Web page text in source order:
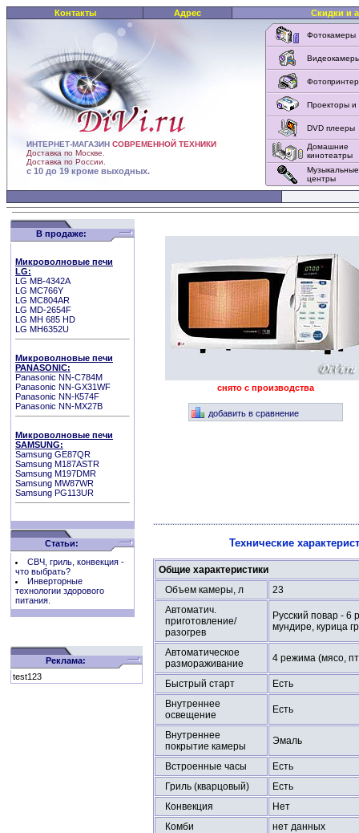
Контакты Адрес Скидки и
ИНТЕРНЕТ-МАГАЗИН СОВРЕМЕННОЙ ТЕХНИКИ
Доставка по Москве.
Доставка по России.
с 10 до 19 кроме выходных.
Фотокамеры
Проекторы и
DVD плееры
Домашние
кинотеатры
Музыкальные
центры
В продаже:
Микроволновые печи
LG:
LG MB-4342A
LG МС766Y
LG MC804AR
LG MD-2654F
LG MH 685 HD
LG MH6352U
Микроволновые печи
PANASONIC:
Panasonic NN-C784M
Panasonic NN-GX31WF
Panasonic NN-К574F
Panasonic NN-MX27B
Микроволновые печи
SAMSUNG:
Samsung GE87QR
Samsung M187ASTR
Samsung M197DMR
Samsung MW87WR
Samsung PG113UR
Статьи:
СВЧ, гриль, конвекция -
что выбрать?
Инверторные
технологии здорового
питания.
Реклама:
test123
снято с производства
добавить в сравнение
Технические
Общие характеристики
Объем камеры, л
23
Автоматич.
приготовление/
разогрев
Русский повар - 6
мундире, курица
Автоматическое
размораживание
4 режима (мясо,
Быстрый старт
Есть
Внутреннее
освещение
Есть
Внутреннее
покрытие камеры
Эмаль
Встроенные часы
Есть
Гриль (кварцовый)
Есть
Конвекция
Нет
Комби
нет данных